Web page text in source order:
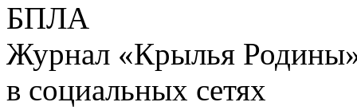
БПЛА
Журнал «Крылья
в социальных сетях